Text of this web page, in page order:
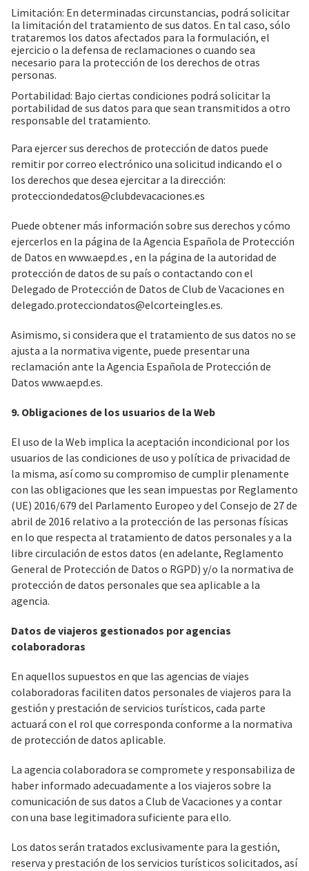
Limitación: En determinadas circunstancias, podrá solicitar
la limitación del tratamiento de sus datos. En tal caso, sólo
trataremos los datos afectados para la formulación, el
ejercicio o la defensa de reclamaciones o cuando sea
necesario para la protección de los derechos de otras
personas.
Portabilidad: Bajo ciertas condiciones podrá solicitar la
portabilidad de sus datos para que sean transmitidos a otro
responsable del tratamiento.
Para ejercer sus derechos de protección de datos puede
remitir por correo electrónico una solicitud indicando el o
los derechos que desea ejercitar a la dirección:
protecciondedatos@clubdevacaciones.es
Puede obtener más información sobre sus derechos y cómo
ejercerlos en la página de la Agencia Española de Protección
de Datos en www.aepd.es , en la página de la autoridad de
protección de datos de su país o contactando con el
Delegado de Protección de Datos de Club de Vacaciones en
delegado.protecciondatos@elcorteingles.es.
Asimismo, si considera que el tratamiento de sus datos no se
ajusta a la normativa vigente, puede presentar una
reclamación ante la Agencia Española de Protección de
Datos www.aepd.es.
9. Obligaciones de los usuarios de la Web
El uso de la Web implica la aceptación incondicional por los
usuarios de las condiciones de uso y política de privacidad de
la misma, así como su compromiso de cumplir plenamente
con las obligaciones que les sean impuestas por Reglamento
(UE) 2016/679 del Parlamento Europeo y del Consejo de 27 de
abril de 2016 relativo a la protección de las personas físicas
en lo que respecta al tratamiento de datos personales y a la
libre circulación de estos datos (en adelante, Reglamento
General de Protección de Datos o RGPD) y/o la normativa de
protección de datos personales que sea aplicable a la
agencia.
Datos de viajeros gestionados por agencias
colaboradoras
En aquellos supuestos en que las agencias de viajes
colaboradoras faciliten datos personales de viajeros para la
gestión y prestación de servicios turísticos, cada parte
actuará con el rol que corresponda conforme a la normativa
de protección de datos aplicable.
La agencia colaboradora se compromete y responsabiliza de
haber informado adecuadamente a los viajeros sobre la
comunicación de sus datos a Club de Vacaciones y a contar
con una base legitimadora suficiente para ello.
Los datos serán tratados exclusivamente para la gestión,
reserva y prestación de los servicios turísticos solicitados, así